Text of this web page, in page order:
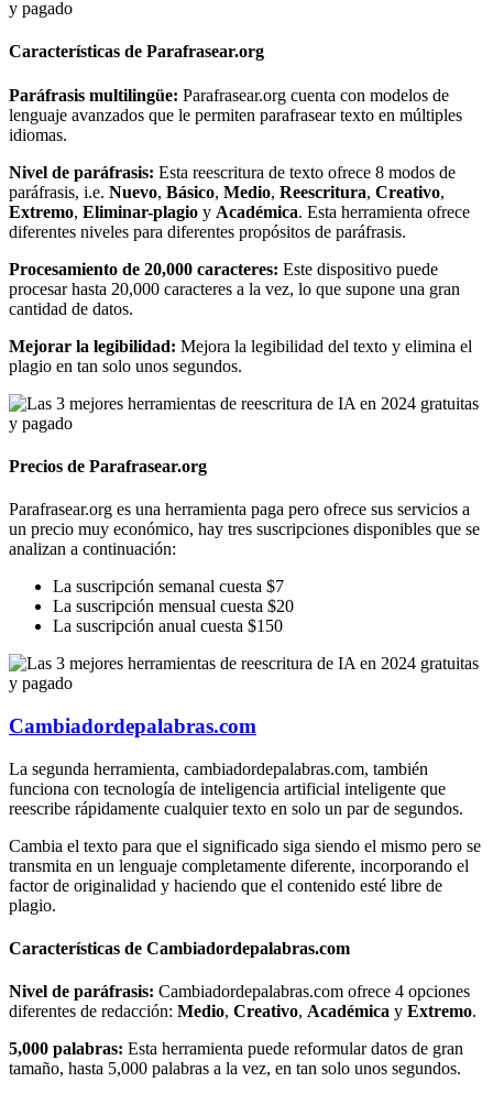
Características de Parafrasear.org
Paráfrasis multilingüe: Parafrasear.org cuenta con modelos de
lenguaje avanzados que le permiten parafrasear texto en múltiples
idiomas.
Nivel de paráfrasis: Esta reescritura de texto ofrece 8 modos de
paráfrasis, i.e. Nuevo, Básico, Medio, Reescritura, Creativo,
Extremo, Eliminar-plagio y Académica. Esta herramienta ofrece
diferentes niveles para diferentes propósitos de paráfrasis.
Procesamiento de 20,000 caracteres: Este dispositivo puede
procesar hasta 20,000 caracteres a la vez, lo que supone una gran
cantidad de datos.
Mejorar la legibilidad: Mejora la legibilidad del texto y elimina el
plagio en tan solo unos segundos.
Precios de Parafrasear.org
Parafrasear.org es una herramienta paga pero ofrece sus servicios a
un precio muy económico, hay tres suscripciones disponibles que se
analizan a continuación:
La suscripción semanal cuesta $7
La suscripción mensual cuesta $20
La suscripción anual cuesta $150
Cambiadordepalabras.com
La segunda herramienta, cambiadordepalabras.com, también
funciona con tecnología de inteligencia artificial inteligente que
reescribe rápidamente cualquier texto en solo un par de segundos.
Cambia el texto para que el significado siga siendo el mismo pero se
transmita en un lenguaje completamente diferente, incorporando el
factor de originalidad y haciendo que el contenido esté libre de
plagio.
Características de Cambiadordepalabras.com
Nivel de paráfrasis: Cambiadordepalabras.com ofrece 4 opciones
diferentes de redacción: Medio, Creativo, Académica y Extremo.
5,000 palabras: Esta herramienta puede reformular datos de gran
tamaño, hasta 5,000 palabras a la vez, en tan solo unos segundos.